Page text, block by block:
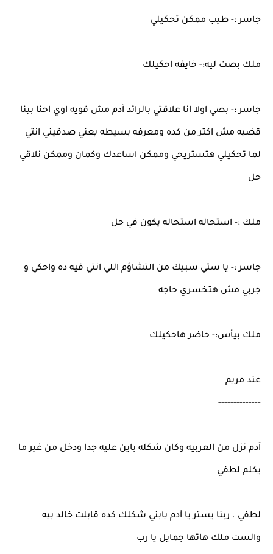
جاسر :- طيب ممكن تحكيلي
ملك بصت ليه:- خايفه احكيلك
جاسر :- بصي اولا انا علاقتي بالرائد آدم مش قويه اوي احنا بينا
قضيه مش اكتر من كده ومعرفه بسيطه يعني صدقيني انتي
لما تحكيلي هتستريحي وممكن اساعدك وكمان وممكن نلاقي
حل
ملك :- استحاله استحاله يكون في حل
جاسر :- يا ستي سبيك من التشاؤم اللي انتي فيه ده واحكي و
جربي مش هتخسري حاجه
ملك بيأس:- حاضر هاحكيلك
عند مريم
--------------
آدم نزل من العربيه وكان شكله باين عليه جدا ودخل من غير ما
يكلم لطفي
لطفي . ربنا يستر يا آدم يابني شكلك كده قابلت خالد بيه
والست ملك هاتها جمايل يا رب